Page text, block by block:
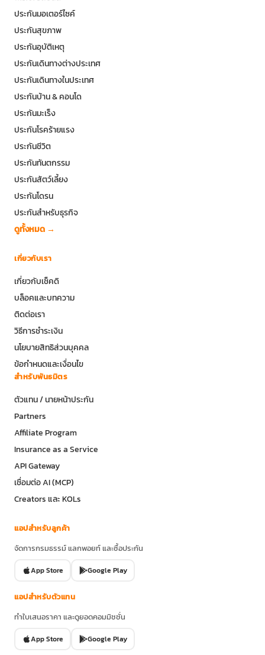
ประกันมอเตอร์ไซค์
ประกันสุขภาพ
ประกันอุบัติเหตุ
ประกันเดินทางต่างประเทศ
ประกันเดินทางในประเทศ
ประกันบ้าน & คอนโด
ประกันมะเร็ง
ประกันโรคร้ายแรง
ประกันชีวิต
ประกันทันตกรรม
ประกันสัตว์เลี้ยง
ประกันโดรน
ประกันสำหรับธุรกิจ
ดูทั้งหมด →
เกี่ยวกับเรา
เกี่ยวกับเช็คดิ
บล็อคและบทความ
ติดต่อเรา
วิธีการชำระเงิน
นโยบายสิทธิส่วนบุคคล
ข้อกำหนดและเงื่อนไข
สำหรับพันธมิตร
ตัวแทน / นายหน้าประกัน
Partners
Affiliate Program
Insurance as a Service
API Gateway
เชื่อมต่อ AI (MCP)
Creators และ KOLs
แอปสำหรับลูกค้า
จัดการกรมธรรม์ แลกพอยท์ และซื้อประกัน
App Store Google Play
แอปสำหรับตัวแทน
ทำใบเสนอราคา และดูยอดคอมมิชชั่น
App Store Google Play